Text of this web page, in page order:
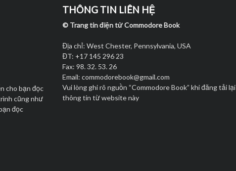
cho bạn đọc
cũng như
đọc
THÔNG TIN LIÊN HỆ
© Trang tin điện tử Commodore Book
Địa chỉ: West Chester, Pennsylvania, USA
ĐT: +17 145 296 23
Fax: 98. 32. 53. 26
Email: commodorebook@gmail.com
Vui lòng ghi rõ nguồn “Commodore Book” khi đăng tải lại
thông tin từ website này